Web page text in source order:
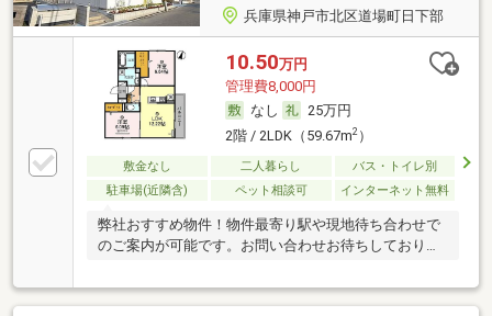
兵庫県神戸市北区道場町日下部
10.50万円
管理費8,000円
なし
25万円
2階 / 2LDK（59.67m2）
敷金なし 二人暮らし
バス・トイレ別
駐車場(近隣含)
ペット相談可 インターネット無料
弊社おすすめ物件！物件最寄り駅や現地待ち合わせで
のご案内が可能です。お問い合わせお待ちしておりま